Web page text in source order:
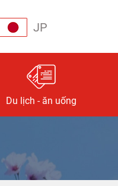
JP
Du lịch - ăn uống